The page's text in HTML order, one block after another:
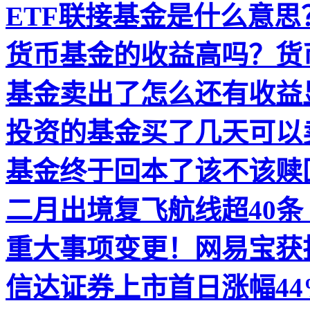
ETF联接基金是什么意
货币基金的收益高吗？
基金卖出了怎么还有收
投资的基金买了几天可
基金终于回本了该不该
二月出境复飞航线超40
重大事项变更！网易宝
信达证券上市首日涨幅